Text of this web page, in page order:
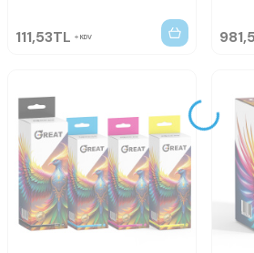
111,53TL KDV